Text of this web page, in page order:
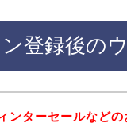
登録後の
ンターセールなど